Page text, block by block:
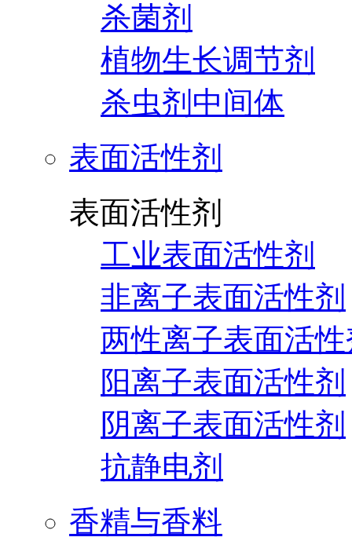
杀菌剂
植物生长调节剂
杀虫剂中间体
表面活性剂
表面活性剂
工业表面活性剂
非离子表面活性剂
两性离子表面活
阳离子表面活性剂
阴离子表面活性剂
抗静电剂
香精与香料